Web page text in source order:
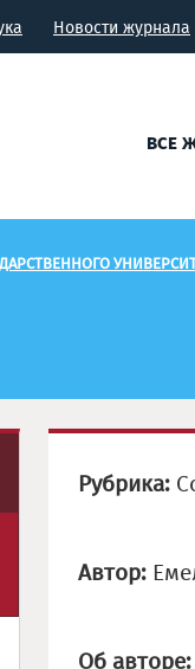
Новости журнала
ВСЕ
Рубрика:
Автор:
Об авторе: